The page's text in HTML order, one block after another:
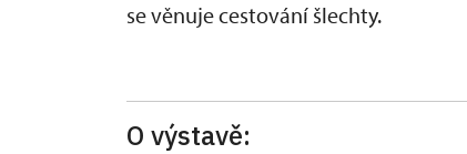
se věnuje cestování šlechty.
O výstavě: